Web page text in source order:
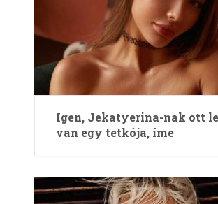
Igen, Jekatyerina-nak ott
van egy tetkója, íme